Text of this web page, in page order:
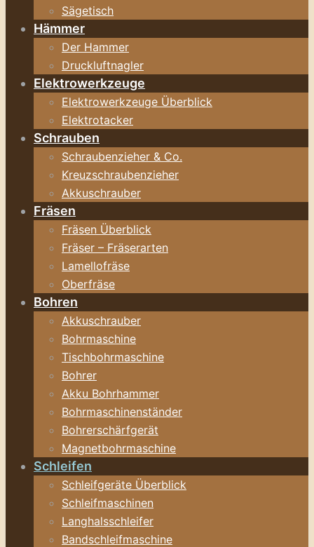
Sägetisch
Hämmer
Der Hammer
Druckluftnagler
Elektrowerkzeuge
Elektrowerkzeuge Überblick
Elektrotacker
Schrauben
Schraubenzieher & Co.
Kreuzschraubenzieher
Akkuschrauber
Fräsen
Fräsen Überblick
Fräser – Fräserarten
Lamellofräse
Oberfräse
Bohren
Akkuschrauber
Bohrmaschine
Tischbohrmaschine
Bohrer
Akku Bohrhammer
Bohrmaschinenständer
Bohrerschärfgerät
Magnetbohrmaschine
Schleifen
Schleifgeräte Überblick
Schleifmaschinen
Langhalsschleifer
Bandschleifmaschine